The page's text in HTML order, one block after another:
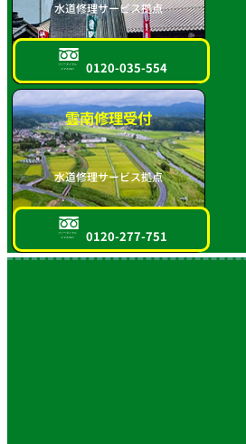
水道修理サービス拠点
フリーダイヤル
スマホOK!! 0120-035-554
雲南修理受付
水道修理サービス拠点
フリーダイヤル
スマホOK!! 0120-277-751